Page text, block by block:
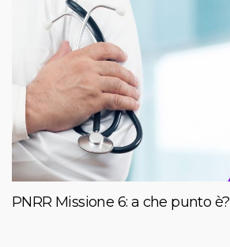
PNRR Missione 6: a che punto è?